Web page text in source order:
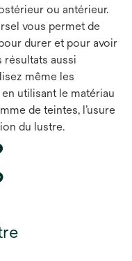
ou antérieur.
vous permet de
durer et pour avoir
résultats aussi
même les
utilisant le matériau
de teintes, l’usure
du lustre.